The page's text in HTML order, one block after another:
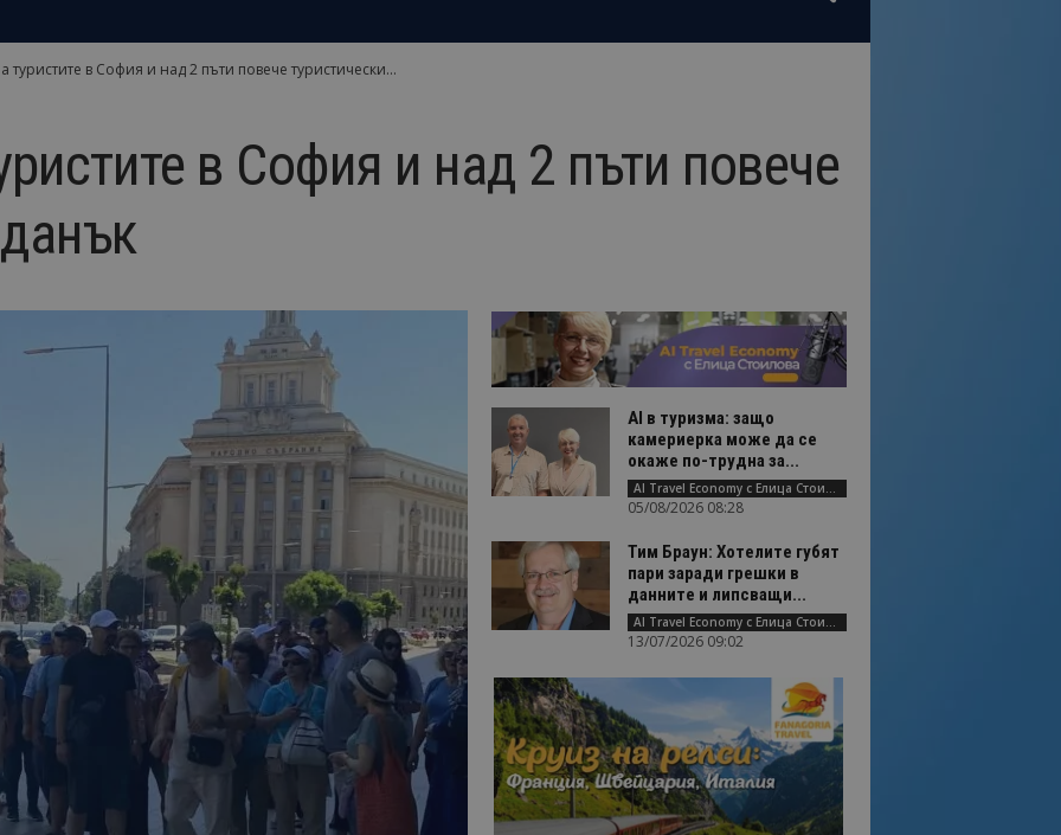
туристите в София и над 2 пъти повече туристически...
в София и над 2 пъти повече
AI в туризма: защо
камериерка може да се
окаже по-трудна за...
AI Travel Economy с Елица Стоилова
05/08/2026 08:28
Тим Браун: Хотелите губят
пари заради грешки в
данните и липсващи...
AI Travel Economy с Елица Стоилова
13/07/2026 09:02